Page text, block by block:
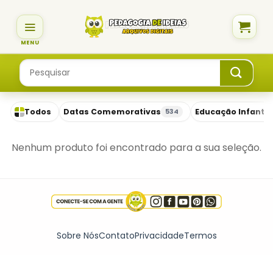
content
Pesquisar
por:
Todos Datas Comemorativas 534 Educação Infantil
Nenhum produto foi encontrado para a sua seleção.
Sobre NósContatoPrivacidadeTermos